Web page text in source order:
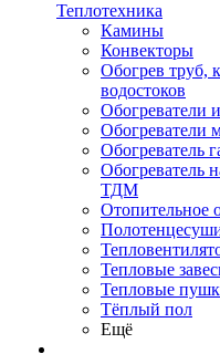
Теплотехника
Камины
Конвекторы
Обогрев труб,
водостоков
Обогреватели
Обогреватели
Обогреватель
Обогреватель
ТДМ
Отопительное
Тепловые
Тепловые
Тёплый пол
Ещё